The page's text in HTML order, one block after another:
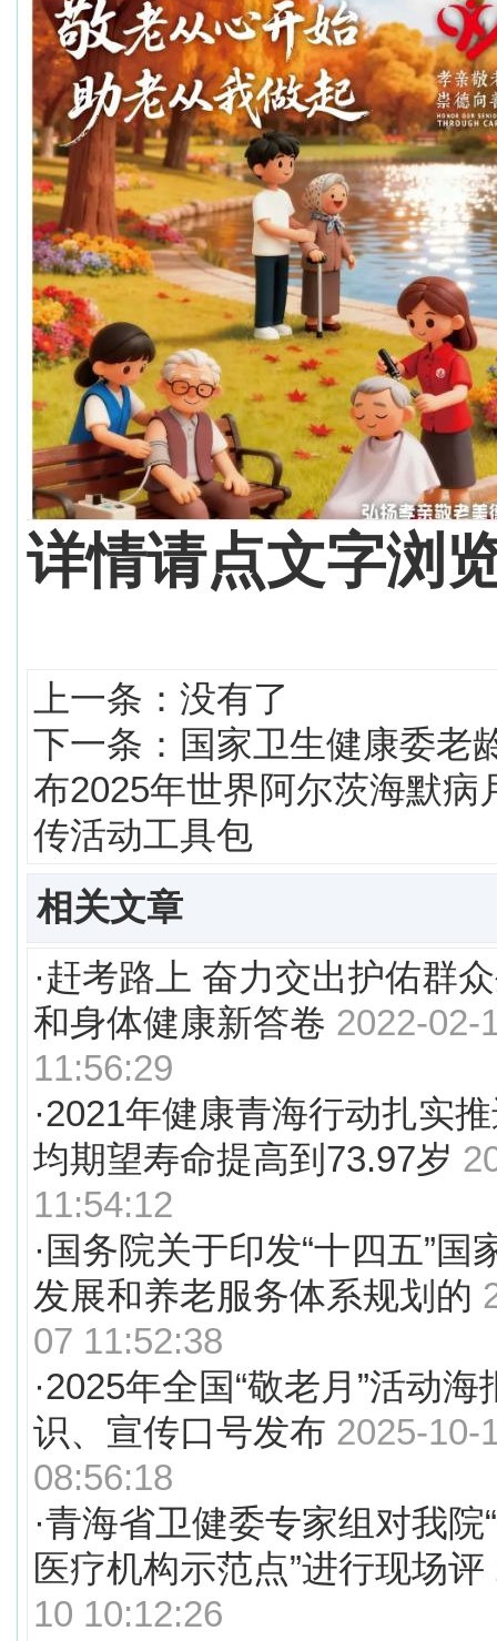
详情请点文字浏
上一条：没有了
下一条： 国家卫生健康委老
布2025年世界阿尔茨海默病
传活动工具包
相关文章
·赶考路上 奋力交出护佑群
和身体健康新答卷 2022-02-
11:56:29
·2021年健康青海行动扎实
均期望寿命提高到73.97岁
11:54:12
· 国务院关于印发“十四五”国
发展和养老服务体系规划的
07 11:52:38
·2025年全国“敬老月”活动海
识、宣传口号发布 2025-10-
08:56:18
·青海省卫健委专家组对我院
医疗机构示范点”进行现场评
10 10:12:26